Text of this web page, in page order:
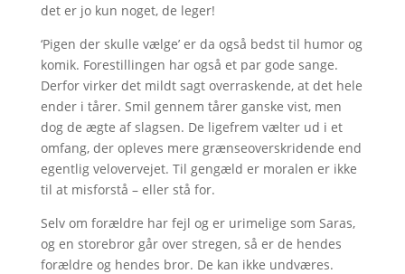
det er jo kun noget, de leger!
‘Pigen der skulle vælge’ er da også bedst til humor og
komik. Forestillingen har også et par gode sange.
Derfor virker det mildt sagt overraskende, at det hele
ender i tårer. Smil gennem tårer ganske vist, men
dog de ægte af slagsen. De ligefrem vælter ud i et
omfang, der opleves mere grænseoverskridende end
egentlig velovervejet. Til gengæld er moralen er ikke
til at misforstå – eller stå for.
Selv om forældre har fejl og er urimelige som Saras,
og en storebror går over stregen, så er de hendes
forældre og hendes bror. De kan ikke undværes.